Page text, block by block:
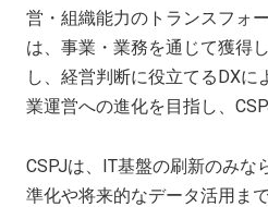
営・組織能力のトランスフォ
は、事業・業務を通じて獲得
し、経営判断に役立てるDXに
業運営への進化を目指し、
CSPJは、IT基盤の刷新のみな
準化や将来的なデータ活用ま